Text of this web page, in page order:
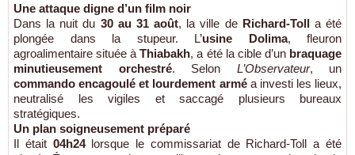
Une attaque digne d’un film noir
Dans la nuit du 30 au 31 août, la ville de Richard-Tolla été
plongée dans la stupeur. L’usine Dolima, fleuron
agroalimentaire située àThiabakh, a été la cible d’un braquage
minutieusement orchestré. Selon L’Observateur, un
commando encagoulé et lourdement arméa investi les lieux,
neutralisé les vigiles et saccagé plusieurs bureaux
stratégiques.
Un plan soigneusement préparé
Il était 04h24lorsque le commissariat de Richard-Toll a été